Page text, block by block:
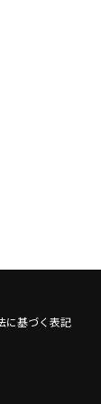
に基づく表記